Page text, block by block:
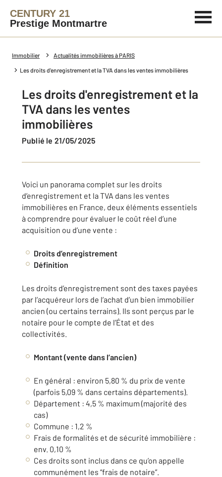
CENTURY 21
Prestige Montmartre
Immobilier Actualités immobilières à PARIS
Les droits d'enregistrement et la TVA dans les ventes immobilières
Les droits d'enregistrement et la
TVA dans les ventes
immobilières
Publié le 21/05/2025
Voici un panorama complet sur les droits
d’enregistrement et la TVA dans les ventes
immobilières en France, deux éléments essentiels
à comprendre pour évaluer le coût réel d’une
acquisition ou d’une vente :
Droits d’enregistrement
Définition
Les droits d’enregistrement sont des taxes payées
par l’acquéreur lors de l’achat d’un bien immobilier
ancien (ou certains terrains). Ils sont perçus par le
notaire pour le compte de l’État et des
collectivités.
Montant (vente dans l’ancien)
En général : environ 5,80 % du prix de vente
(parfois 5,09 % dans certains départements).
Département : 4,5 % maximum (majorité des
cas)
Commune : 1,2 %
Frais de formalités et de sécurité immobilière :
env. 0,10 %
Ces droits sont inclus dans ce qu’on appelle
communément les “frais de notaire”.